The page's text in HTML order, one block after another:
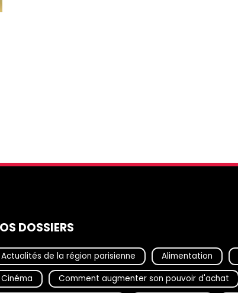
DOSSIERS
Actualités de la région parisienne Alimentation
Cinéma
Comment augmenter son pouvoir d'achat